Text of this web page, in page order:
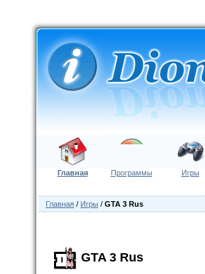
Главная Программы Игры
Главная / Игры / GTA 3 Rus
GTA 3 Rus